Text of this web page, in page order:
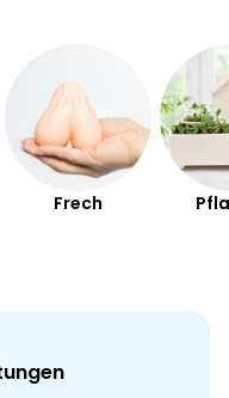
Frech